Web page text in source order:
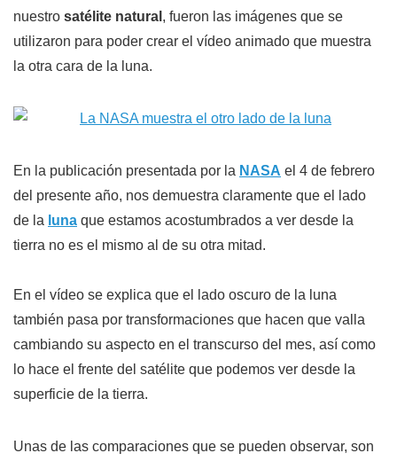
nuestro satélite natural , fueron las imágenes que se
utilizaron para poder crear el vídeo animado que muestra
la otra cara de la luna.
En la publicación presentada por la NASA el 4 de febrero
del presente año, nos demuestra claramente que el lado
de la luna que estamos acostumbrados a ver desde la
tierra no es el mismo al de su otra mitad.
En el vídeo se explica que el lado oscuro de la luna
también pasa por transformaciones que hacen que valla
cambiando su aspecto en el transcurso del mes, así como
lo hace el frente del satélite que podemos ver desde la
superficie de la tierra.
Unas de las comparaciones que se pueden observar, son